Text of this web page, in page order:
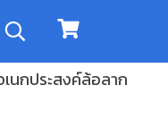
นกประสงค์ล้อลาก